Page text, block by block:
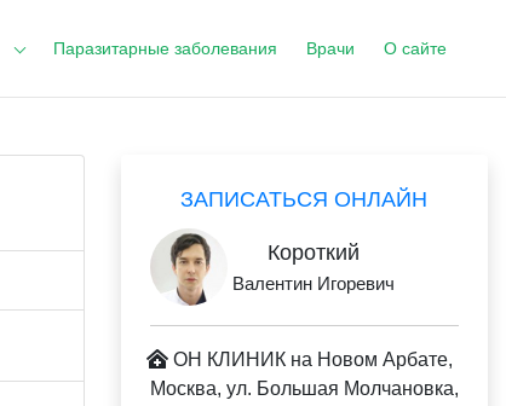
Паразитарные заболевания Врачи О сайте
ЗАПИСАТЬСЯ ОНЛАЙН
Короткий
Валентин Игоревич
ОН КЛИНИК на Новом Арбате,
Москва, ул. Большая Молчановка,